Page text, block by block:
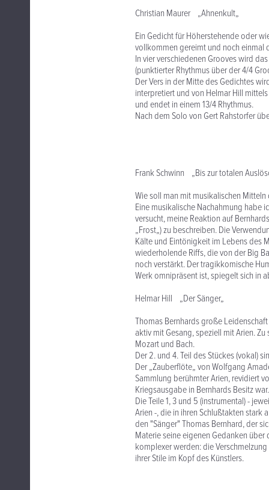
Christian Maurer „Ahnenkult„
Ein Gedicht für Höherstehende oder
vollkommen gereimt und noch einmal
In vier verschiedenen Grooves wird
(punktierter Rhythmus über der 4/4
Der Vers in der Mitte des Gedichtes
interpretiert und von Helmar Hill
und endet in einem 13/4 Rhythmus.
Nach dem Solo von Gert Rahstorfer
Frank Schwinn „Bis zur totalen
Wie soll man mit musikalischen
Eine musikalische Nachahmung habe
versucht, meine Reaktion auf
„Frost„) zu beschreiben. Die
Kälte und Eintönigkeit im Lebens des
wiederholende Riffs, die von der Big
noch verstärkt. Der tragikkomische
Werk omnipräsent ist, spiegelt sich in
Helmar Hill „Der Sänger„
Thomas Bernhards große
aktiv mit Gesang, speziell mit Arien.
Mozart und Bach.
Der 2. und 4. Teil des Stückes (vokal)
Der „Zauberflöte„ von Wolfgang
Sammlung berühmter Arien, revidiert
Kriegsausgabe in Bernhards Besitz war.
Die Teile 1, 3 und 5 (instrumental) -
Arien -, die in ihren Schlußtakten stark
den "Sänger" Thomas Bernhard, der
Materie seine eigenen Gedanken
komplexer werden: die
ihrer Stile im Kopf des Künstlers.